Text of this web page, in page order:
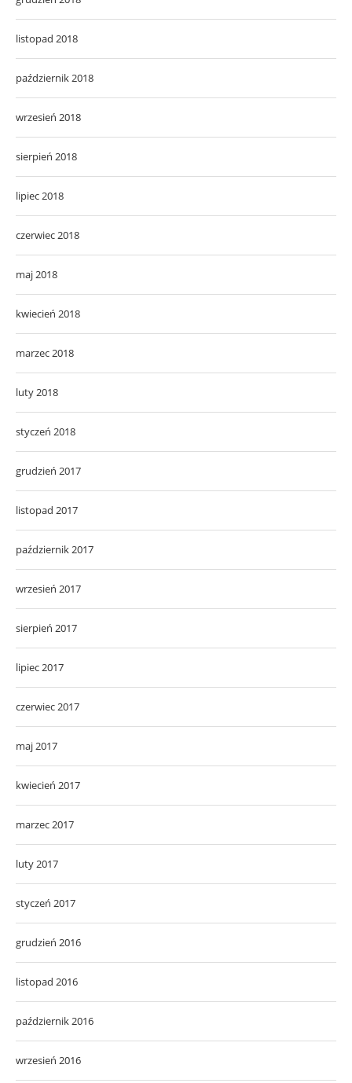
listopad 2018
październik 2018
wrzesień 2018
sierpień 2018
lipiec 2018
czerwiec 2018
maj 2018
kwiecień 2018
marzec 2018
luty 2018
styczeń 2018
grudzień 2017
listopad 2017
październik 2017
wrzesień 2017
sierpień 2017
lipiec 2017
czerwiec 2017
maj 2017
kwiecień 2017
marzec 2017
luty 2017
styczeń 2017
grudzień 2016
listopad 2016
październik 2016
wrzesień 2016